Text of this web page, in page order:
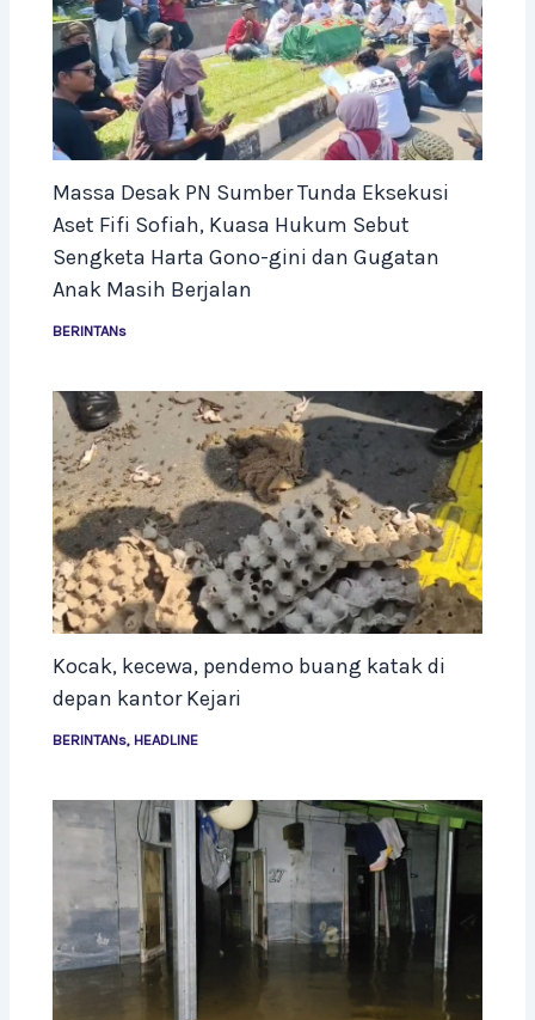
Massa Desak PN Sumber Tunda Eksekusi
Aset Fifi Sofiah, Kuasa Hukum Sebut
Sengketa Harta Gono-gini dan Gugatan
Anak Masih Berjalan
BERINTANs
Kocak, kecewa, pendemo buang katak di
depan kantor Kejari
BERINTANs, HEADLINE